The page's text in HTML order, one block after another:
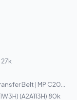
(A2A113H) 80k